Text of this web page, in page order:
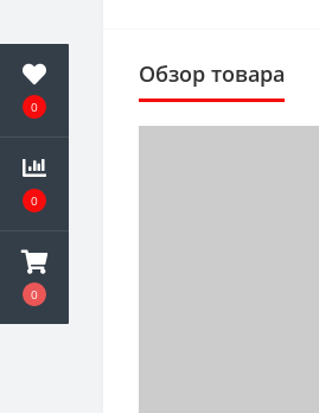
0
0
0
Обзор товара